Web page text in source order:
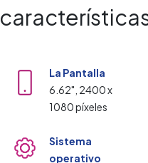
La Pantalla
6.62", 2400 x
1080 píxeles
Sistema
operativo